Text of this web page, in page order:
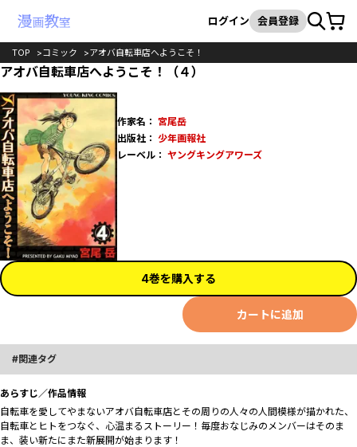
検索
ログイン 会員登録カート
TOP コミック アオバ自転車店へようこそ！
アオバ自転車店へようこそ！（４）
作家名： 宮尾岳
出版社： 少年画報社
レーベル： ヤングキングアワーズ
4巻を購入する
カートに追加
関連タグ
あらすじ／作品情報
自転車を愛してやまないアオバ自転車店とその周りの人々の人間模様が描かれた、
自転車とヒトをつなぐ、心温まるストーリー！毎度おなじみのメンバーはそのま
ま、装い新たにまた新展開が始まります！